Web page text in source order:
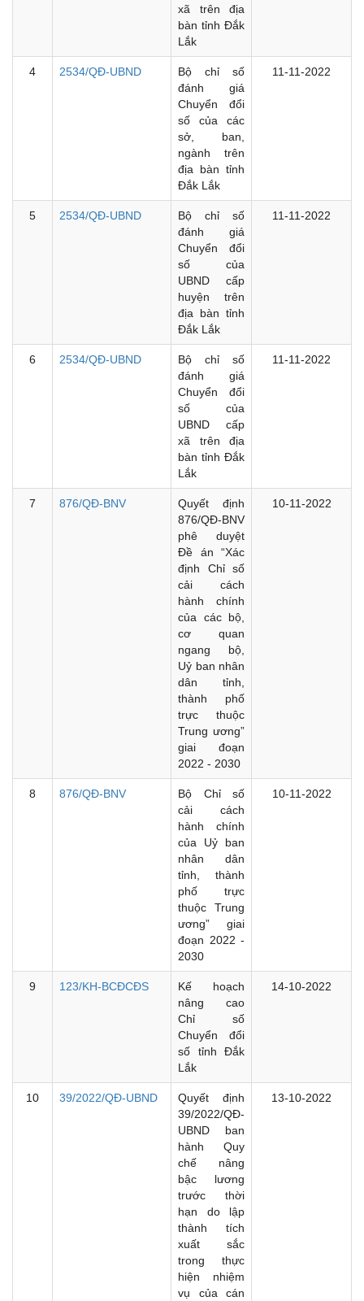
xã trên địa
bàn tỉnh Đắk
Lắk
4 2534/QĐ-UBND
Bộ chỉ số
đánh giá
Chuyển đổi
số của các
sở, ban,
ngành trên
địa bàn tỉnh
Đắk Lắk
11-11-2022
5 2534/QĐ-UBND
Bộ chỉ số
đánh giá
Chuyển đổi
số của
UBND cấp
huyện trên
địa bàn tỉnh
Đắk Lắk
11-11-2022
6 2534/QĐ-UBND
Bộ chỉ số
đánh giá
Chuyển đổi
số của
UBND cấp
xã trên địa
bàn tỉnh Đắk
Lắk
11-11-2022
7 876/QĐ-BNV
Quyết định
876/QĐ-BNV
phê duyệt
Đề án “Xác
định Chỉ số
cải cách
hành chính
của các bộ,
cơ quan
ngang bộ,
Uỷ ban nhân
dân tỉnh,
thành phố
trực thuộc
Trung ương”
giai đoạn
2022 - 2030
10-11-2022
8 876/QĐ-BNV
Bộ Chỉ số
cải cách
hành chính
của Uỷ ban
nhân dân
tỉnh, thành
phố trực
thuộc Trung
ương” giai
đoạn 2022 -
2030
10-11-2022
9 123/KH-BCĐCĐS
Kế hoạch
nâng cao
Chỉ số
Chuyển đổi
số tỉnh Đắk
Lắk
14-10-2022
10 39/2022/QĐ-UBND
Quyết định
39/2022/QĐ-
UBND ban
hành Quy
chế nâng
bậc lương
trước thời
hạn do lập
thành tích
xuất sắc
trong thực
hiện nhiệm
vụ của cán
13-10-2022